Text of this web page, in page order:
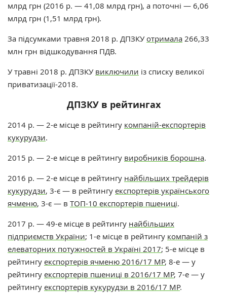
млрд грн (2016 р. — 41,08 млрд грн), а поточні — 6,06
млрд грн (1,51 млрд грн).
За підсумками травня 2018 р. ДПЗКУ отримала 266,33
млн грн відшкодування ПДВ.
У травні 2018 р. ДПЗКУ виключили із списку великої
приватизації-2018.
ДПЗКУ в рейтингах
2014 р. — 2-е місце в рейтингу компаній-експортерів
кукурудзи.
2015 р. — 2-е місце в рейтингу виробників борошна.
2016 р. — 2-е місце в рейтингу найбільших трейдерів
кукурудзи, 3-є — в рейтингу експортерів українського
ячменю, 3-є — в ТОП-10 експортерів пшениці.
2017 р. — 49-е місце в рейтингу найбільших
підприємств України; 1-е місце в рейтингу компаній з
елеваторних потужностей в Україні 2017; 5-е місце в
рейтингу експортерів ячменю 2016/17 МР, 8-е — у
рейтингу експортерів пшениці в 2016/17 МР, 7-е — у
рейтингу експортерів кукурудзи в 2016/17 МР.